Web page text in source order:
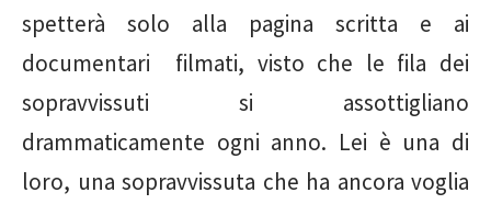
spetterà solo alla pagina scritta e ai
documentari filmati, visto che le fila dei
sopravvissuti si assottigliano
drammaticamente ogni anno. Lei è una di
loro, una sopravvissuta che ha ancora voglia